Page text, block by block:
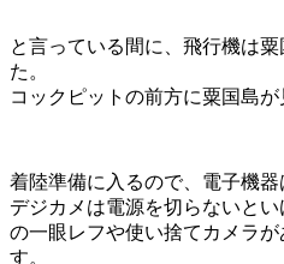
と言っている間に、飛行機は
た。
コックピットの前方に粟国島が
着陸準備に入るので、電子機器
デジカメは電源を切らないと
の一眼レフや使い捨てカメラ
す。